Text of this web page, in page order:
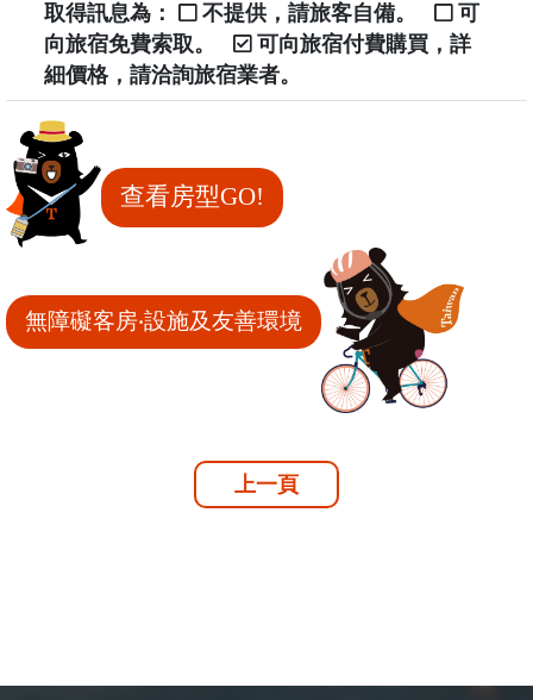
取得訊息為：
不提供，請旅客自備。
可
向旅宿免費索取。
可向旅宿付費購買，詳
細價格，請洽詢旅宿業者。
查看房型GO!
無障礙客房‧設施及友善環境
上一頁